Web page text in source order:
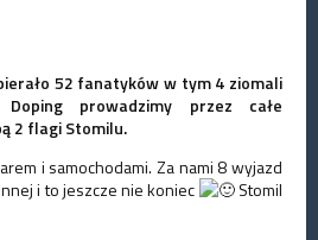
52 fanatyków w tym 4 ziomali
prowadzimy przez całe
2 flagi Stomilu.
i samochodami. Za nami 8 wyjazd
i to jeszcze nie koniec
Stomil